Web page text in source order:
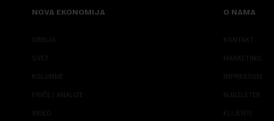
NOVA EKONOMIJA
SRBIJA
SVET
KOLUMNE
PRIČE I ANALIZE
VIDEO
O NAMA
KONTAKT
MARKETING
IMPRESSUM
NJUZLETER
KLIJENTI